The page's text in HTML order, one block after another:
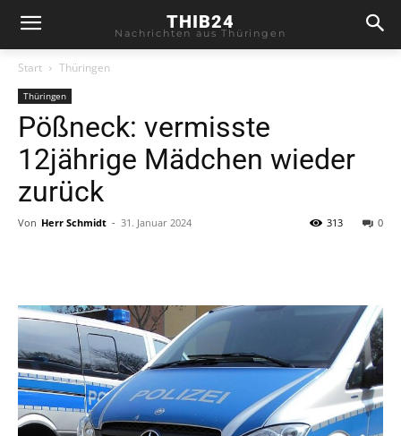
THIB24
Nachrichten aus Thüringen
Start Thüringen
Thüringen
Pößneck: vermisste
12jährige Mädchen wieder
zurück
Von Herr Schmidt - 31. Januar 2024 0
313